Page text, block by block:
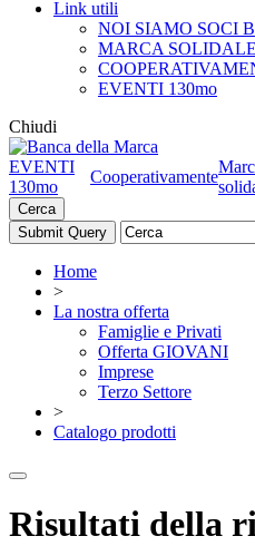
Link utili
NOI SIAMO SOCI
MARCA SOLIDALE
EVENTI 130mo
Chiudi
EVENTI
130mo
Cooperativamente
Cerca
Home
>
La nostra offerta
Famiglie e Privati
Offerta GIOVANI
Imprese
Terzo Settore
>
Catalogo prodotti
Risultati della